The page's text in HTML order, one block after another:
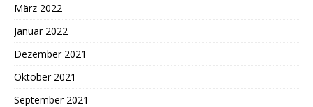
März 2022
Januar 2022
Dezember 2021
Oktober 2021
September 2021